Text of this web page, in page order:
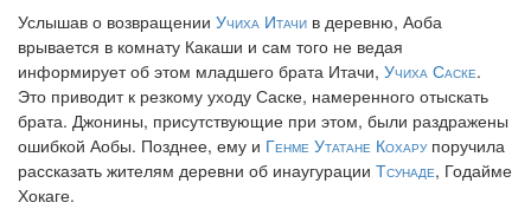
Услышав о возвращении Учиха Итачи в деревню, Аоба
врывается в комнату Какаши и сам того не ведая
информирует об этом младшего брата Итачи, Учиха Саске.
Это приводит к резкому уходу Саске, намеренного отыскать
брата. Джонины, присутствующие при этом, были раздражены
ошибкой Аобы. Позднее, ему и Генме Утатане Кохарупоручила
рассказать жителям деревни об инаугурации Тсунаде, Годайме
Хокаге.